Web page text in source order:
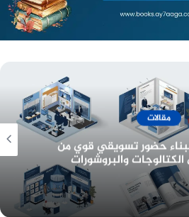
أسعار وخدمات
هوية تجارية وبناء بيئة عمل
للشركات